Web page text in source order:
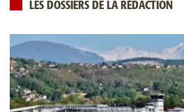
LES DOSSIERS DE LA RÉDACTION